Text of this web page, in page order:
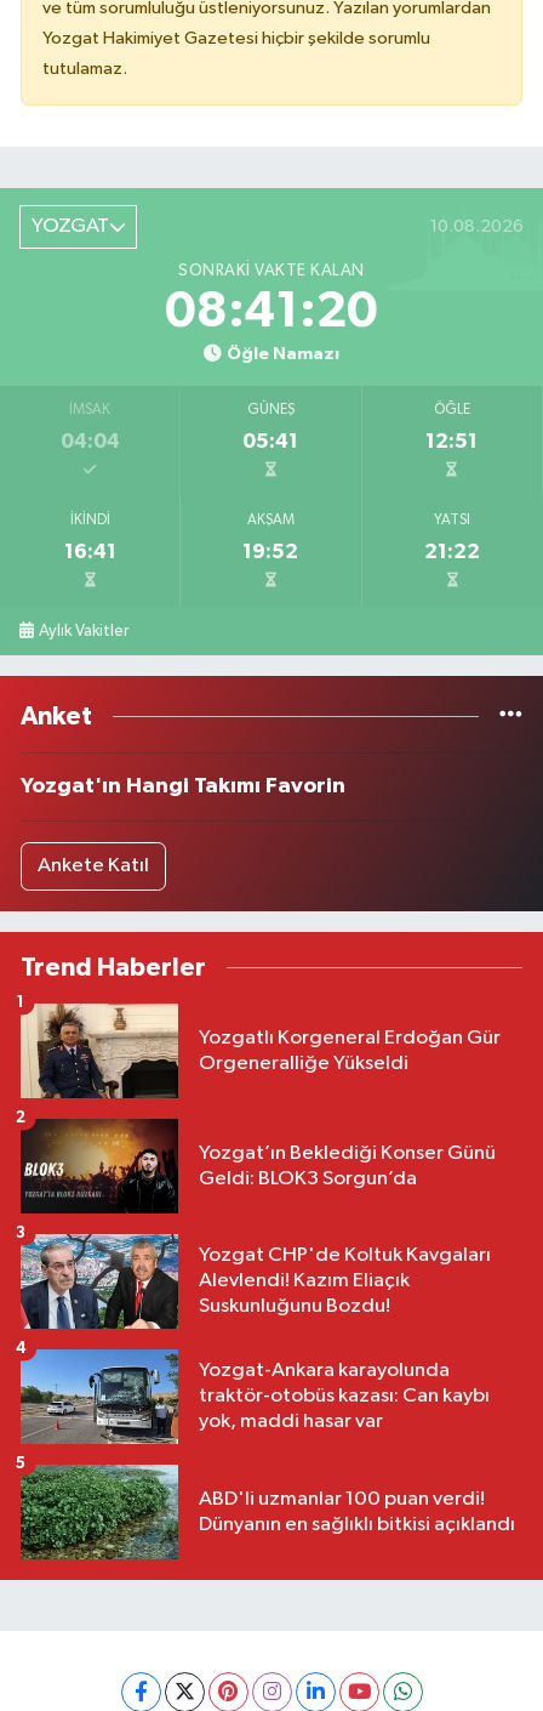
ve tüm sorumluluğu üstleniyorsunuz. Yazılan yorumlardan
Yozgat Hakimiyet Gazetesi hiçbir şekilde sorumlu
tutulamaz.
YOZGAT 10.08.2026
SONRAKI VAKTE KALAN
08:41:20
Öğle Namazı
İMSAK
04:04
GÜNEŞ
05:41
ÖĞLE
12:51
İKINDI
16:41
AKŞAM
19:52
YATSI
21:22
Aylık Vakitler
Anket
Yozgat'ın Hangi Takımı Favorin
Ankete Katıl
Trend Haberler
Yozgatlı Korgeneral Erdoğan Gür
Orgeneralliğe Yükseldi
1
Yozgat’ın Beklediği Konser Günü
Geldi: BLOK3 Sorgun’da
2
Yozgat CHP'de Koltuk Kavgaları
Alevlendi! Kazım Eliaçık
Suskunluğunu Bozdu!
3
Yozgat-Ankara karayolunda
traktör-otobüs kazası: Can kaybı
yok, maddi hasar var
4
ABD'li uzmanlar 100 puan verdi!
Dünyanın en sağlıklı bitkisi açıklandı
5